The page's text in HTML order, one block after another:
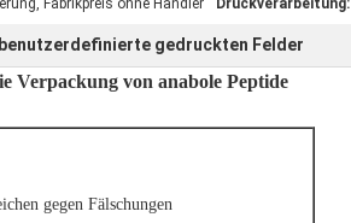
Fabrikpreis ohne Händler Druckverarbeitung:
benutzerdefinierte gedruckten Felder
Verpackung von anabole Peptide
gegen Fälschungen